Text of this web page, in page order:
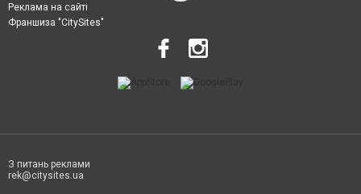
Реклама на сайті
Франшиза "CitySites"
З питань реклами
rek@citysites.ua